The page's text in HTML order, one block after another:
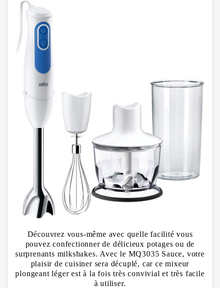
Découvrez vous-même avec quelle facilité vous
pouvez confectionner de délicieux potages ou de
surprenants milkshakes. Avec le MQ3035 Sauce, votre
plaisir de cuisiner sera décuplé, car ce mixeur
plongeant léger est à la fois très convivial et très facile
à utiliser.